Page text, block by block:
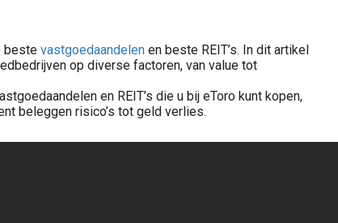
beste vastgoedaandelen en beste REIT’s. In dit artikel
op diverse factoren, van value tot
en REIT’s die u bij eToro kunt kopen,
beleggen risico’s tot geld verlies.